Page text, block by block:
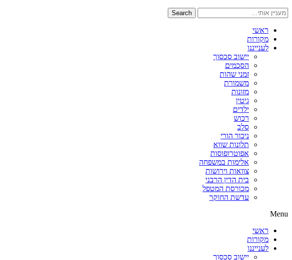
Search
ראשי
מקורות
לענייננו
יישוב סכסוך
הסכמים
זמני שהות
משמורת
מזונות
גיטין
ילדים
רכוש
סלב
ניכור הורי
תלונות שווא
אפוטרופוסות
אלימות במשפחה
צוואות וירושות
בית הדין הרבני
מכורסת המטפל
עדשת החוקר
Menu
ראשי
מקורות
לענייננו
יישוב סכסוך